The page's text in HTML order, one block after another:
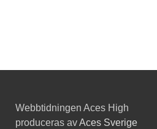
Webbtidningen Aces High
produceras avAces Sverige